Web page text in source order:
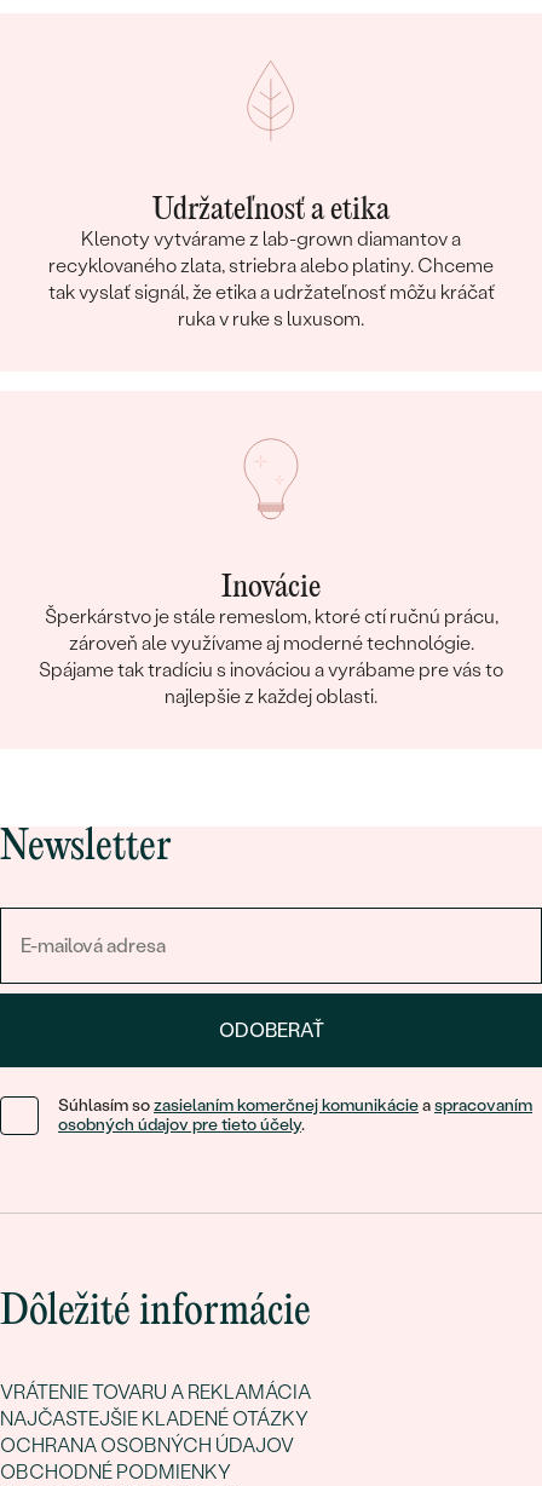
Udržateľnosť a etika
Klenoty vytvárame z lab-grown diamantov a
recyklovaného zlata, striebra alebo platiny. Chceme
tak vyslať signál, že etika a udržateľnosť môžu kráčať
ruka v ruke s luxusom.
Inovácie
Šperkárstvo je stále remeslom, ktoré ctí ručnú prácu,
zároveň ale využívame aj moderné technológie.
Spájame tak tradíciu s inováciou a vyrábame pre vás to
najlepšie z každej oblasti.
Newsletter
ODOBERAŤ
Súhlasím sozasielaním komerčnej komunikácieaspracovaním
osobných údajov pre tieto účely.
Dôležité informácie
VRÁTENIE TOVARU A REKLAMÁCIA
NAJČASTEJŠIE KLADENÉ OTÁZKY
OCHRANA OSOBNÝCH ÚDAJOV
OBCHODNÉ PODMIENKY